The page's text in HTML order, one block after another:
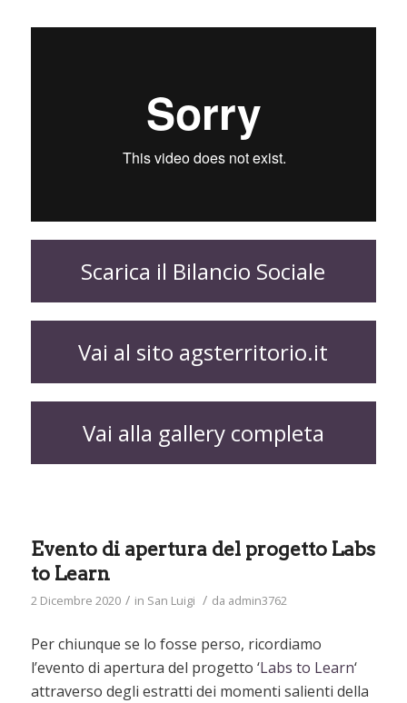
Scarica il Bilancio Sociale
Vai al sito agsterritorio.it
Vai alla gallery completa
Evento di apertura del progetto Labs
to Learn
2 Dicembre 2020 / in San Luigi / da admin3762
Per chiunque se lo fosse perso, ricordiamo
l’evento di apertura del progetto ‘Labs to Learn‘
attraverso degli estratti dei momenti salienti della